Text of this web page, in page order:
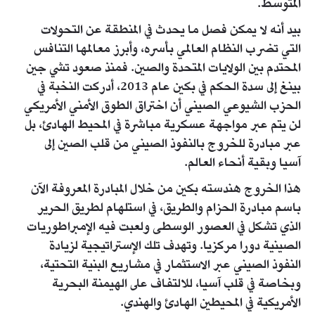
المتوسط.
بيد أنه لا يمكن فصل ما يحدث في المنطقة عن التحولات
التي تضرب النظام العالمي بأسره، وأبرز معالمها التنافس
المحتدم بين الولايات المتحدة والصين. فمنذ صعود تشي جين
بينغ إلى سدة الحكم في بكين عام 2013، أدركت النخبة في
الحزب الشيوعي الصيني أن اختراق الطوق الأمني الأمريكي
لن يتم عبر مواجهة عسكرية مباشرة في المحيط الهادئ، بل
عبر مبادرة للخروج بالنفوذ الصيني من قلب الصين إلى
آسيا وبقية أنحاء العالم.
هذا الخروج هندسته بكين من خلال المبادرة المعروفة الآن
باسم مبادرة الحزام والطريق، في استلهام لطريق الحرير
الذي تشكل في العصور الوسطى ولعبت فيه الإمبراطوريات
الصينية دورا مركزيا. وتهدف تلك الإستراتيجية لزيادة
النفوذ الصيني عبر الاستثمار في مشاريع البنية التحتية،
وبخاصة في قلب آسيا، للالتفاف على الهيمنة البحرية
الأمريكية في المحيطين الهادئ والهندي.